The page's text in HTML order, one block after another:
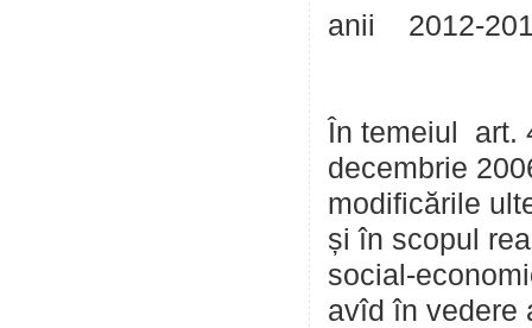
anii 2012-
În temeiul art.
decembrie
modificările
și în scopul
social-
avîd în vedere